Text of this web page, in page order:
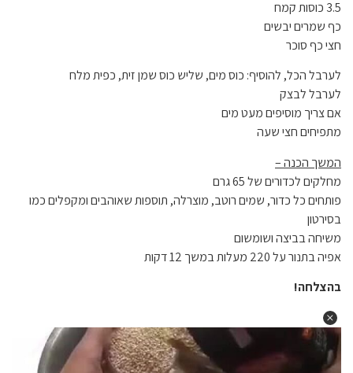
3.5 כוסות קמח
כף שמרים יבשים
חצי כף סוכר
לערבל הכל, להוסיף: כוס מים, שליש כוס שמן זית, כפית מלח
לערבל לבצק
אם צריך מוסיפים מעט מים
מתפיחים חצי שעה
המשך הכנה –
מחלקים לכדורים של 65 גרם
פותחים כל כדור, שמים רוטב, מוצרלה, תוספות שאוהבים ומקפלים כמו
בסירטון
משיחה בביצה ושומשום
אפיה בתנור על 220 מעלות במשך 12 דקות
בהצלחה!